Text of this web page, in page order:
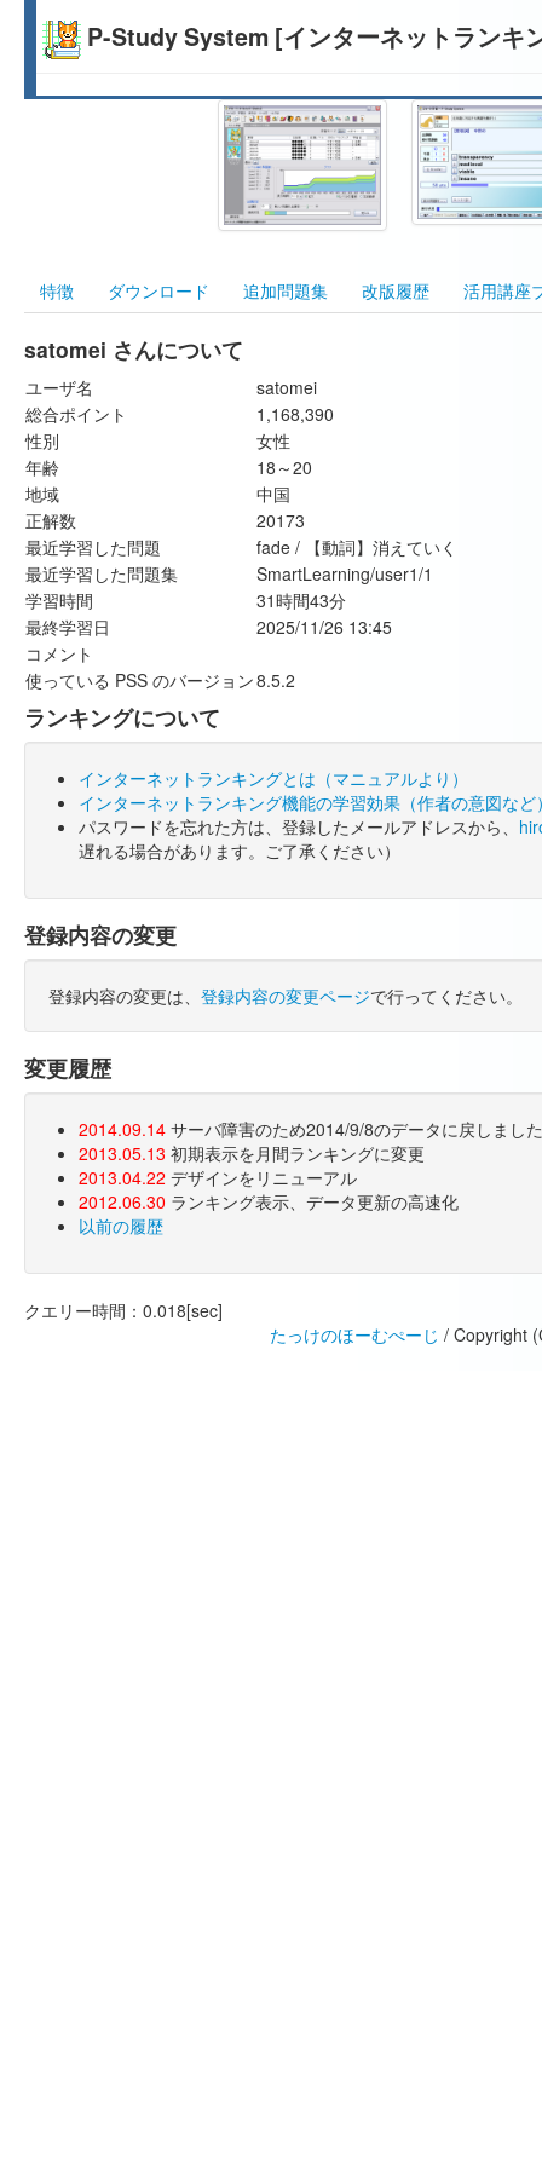
P-Study System [インターネットランキ
特徴 ダウンロード 追加問題集 改版履歴 活用講座
satomei さんについて
ユーザ名
satomei
総合ポイント
1,168,390
性別
女性
年齢
18～20
地域
中国
正解数
20173
最近学習した問題
fade / 【動詞】消えていく
最近学習した問題集
SmartLearning/user1/1
学習時間
31時間43分
最終学習日
2025/11/26 13:45
コメント
使っている PSS のバージョン8.5.2
ランキングについて
インターネットランキングとは（マニュアルより）
インターネットランキング機能の学習効果（作者の意図など
パスワードを忘れた方は、登録したメールアドレスから、
遅れる場合があります。ご了承ください）
登録内容の変更
登録内容の変更は、 登録内容の変更ページで行ってください。
変更履歴
2014.09.14 サーバ障害のため2014/9/8のデータに戻しまし
2013.05.13 初期表示を月間ランキングに変更
2013.04.22 デザインをリニューアル
2012.06.30 ランキング表示、データ更新の高速化
以前の履歴
クエリー時間：0.018[sec]
たっけのほーむぺーじ / Copyright